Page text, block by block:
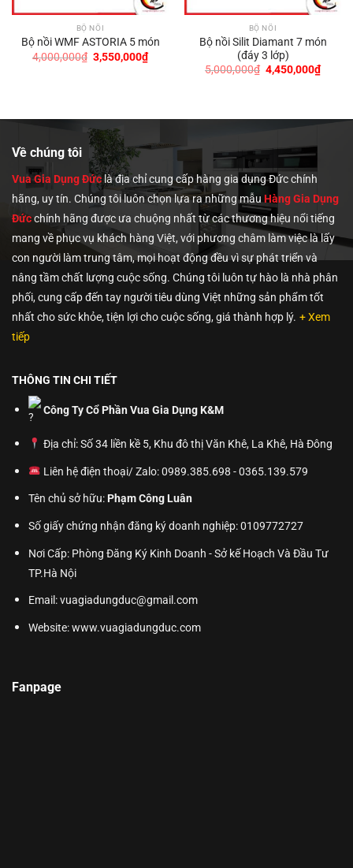
BỘ NỒI
Bộ nồi WMF ASTORIA 5 món
4,000,000₫ Giá
gốc
3,550,000₫Giá
hiện
BỘ NỒI
Bộ nồi Silit Diamant 7 món
(đáy 3 lớp)
5,000,000₫ Giá
gốc
4,450,000₫Giá
hiện
Về chúng tôi
Vua Gia Dụng Đứclà địa chỉ cung cấp hàng gia dụng Đức chính
hãng, uy tín. Chúng tôiluôn chọn lựa ra những mẫu Hàng Gia Dụng
Đứcchính hãng được ưa chuộng nhất từ các thương hiệu nổi tiếng
mang về phục vụ khách hàng Việt, với phương châm làm việc là lấy
con người làm trung tâm, mọi hoạt động đều vì sự phát triển và
nâng tầm chất lượng cuộc sống. Chúng tôi luôn tự hào là nhà phân
phối, cung cấp đến tay người tiêu dùng Việt những sản phẩm tốt
nhất cho sức khỏe, tiện lợi cho cuộc sống, giá thành hợp lý. + Xem
tiếp
THÔNG TIN CHI TIẾT
Công Ty Cổ Phần Vua Gia Dụng K&M
Địa chỉ: Số 34 liền kề 5, Khu đô thị Văn Khê, La Khê, Hà Đông
Liên hệ điện thoại/ Zalo: 0989.385.698 - 0365.139.579
Tên chủ sở hữu:Phạm Công Luân
Số giấy chứng nhận đăng ký doanh nghiệp: 0109772727
Nơi Cấp: Phòng Đăng Ký Kinh Doanh - Sở kế Hoạch Và Đầu Tư
TP.Hà Nội
Email: vuagiadungduc@gmail.com
Website:www.vuagiadungduc.com
Fanpage